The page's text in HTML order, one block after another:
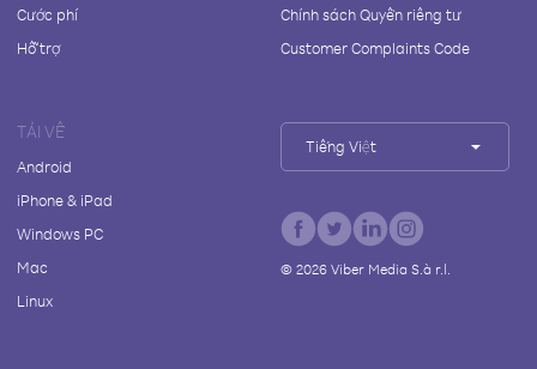
Cước phí
Hỗ trợ
Chính sách Quyền riêng tư
Customer Complaints Code
TẢI VỀ
Android
iPhone & iPad
Windows PC
Mac
Linux
Tiếng Việt
© 2026Viber Media S.à r.l.